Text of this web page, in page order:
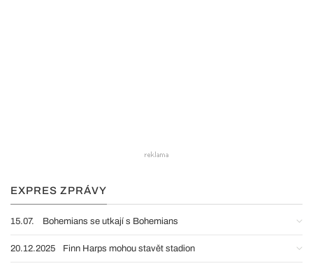
EXPRES ZPRÁVY
15.07. Bohemians se utkají s Bohemians
20.12.2025 Finn Harps mohou stavět stadion